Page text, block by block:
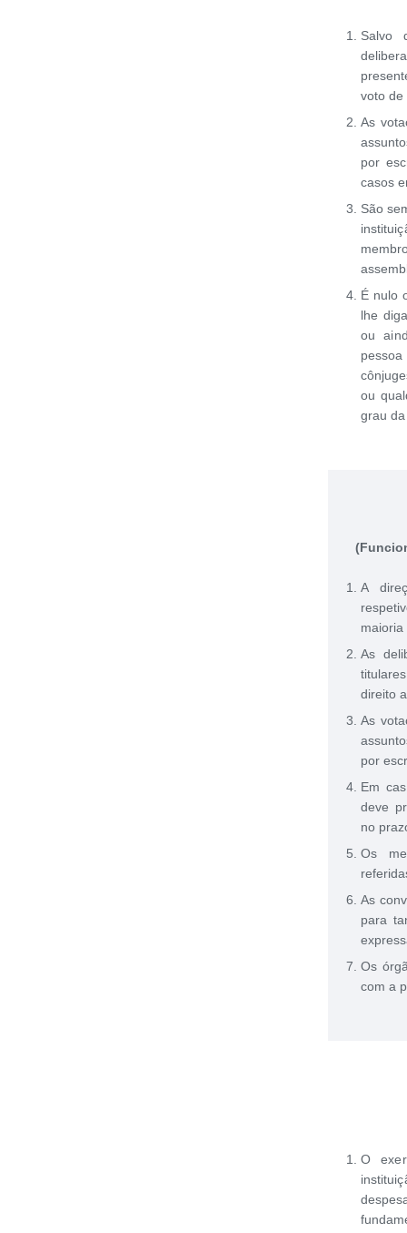
Salvo
voto de
As
por
casos
São
É nulo
lhe
ou
ou
grau
A
As
direito
As
por
Em
deve
no
Os
As
para
Os
com a
O